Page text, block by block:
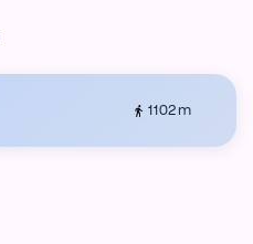
1102 m